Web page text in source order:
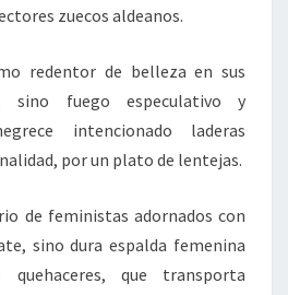
zuecos aldeanos.
redentor de belleza en sus
sino fuego especulativo y
intencionado laderas
por un plato de lentejas.
de feministas adornados con
sino dura espalda femenina
que transporta